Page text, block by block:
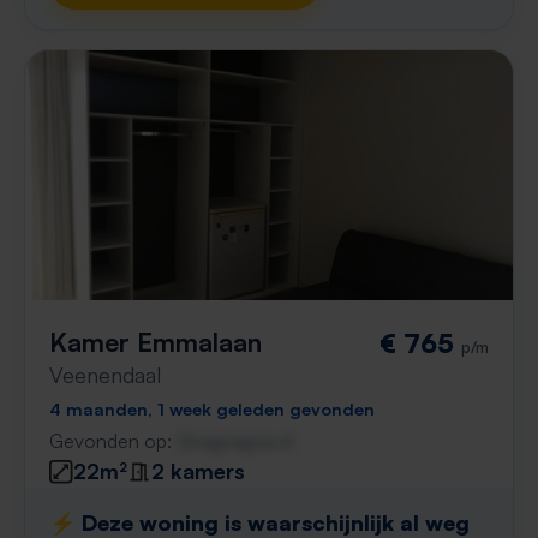
Kamer Emmalaan
Veenendaal
€ 765 p/m
4 maanden, 1 week geleden gevonden
Gevonden op:
22m²
2 kamers
⚡️ Deze woning is waarschijnlijk al weg